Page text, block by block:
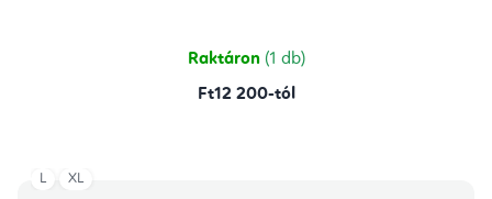
Raktáron (1 db)
Ft12 200-tól
L XL